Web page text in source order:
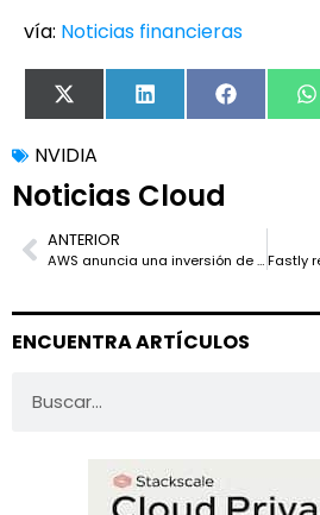
vía: Noticias financieras
X
(Twitter)
LinkedIn Facebook
NVIDIA
Noticias Cloud
ANTERIOR
AWS anuncia una inversión de 10.000 millones de dólares en Ohio para impulsar la infraestructura de IA
ENCUENTRA ARTÍCULOS